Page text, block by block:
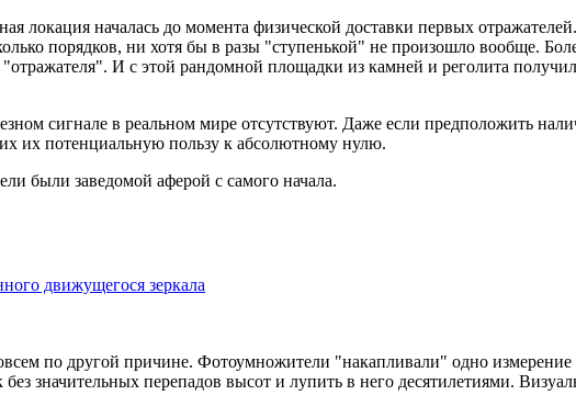
локация началась до момента физической доставки первых
порядков, ни хотя бы в разы "ступенькой" не произошло вообще.
И с этой рандомной площадки из камней и реголита
сигнале в реальном мире отсутствуют. Даже если предположить
их потенциальную пользу к абсолютному нулю.
были заведомой аферой с самого начала.
движущегося зеркала
по другой причине. Фотоумножители "накапливали" одно
значительных перепадов высот и лупить в него десятилетиями.